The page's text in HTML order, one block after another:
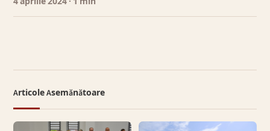
Articole Asemănătoare